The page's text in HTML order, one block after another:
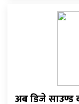
अब डिजे साउण्ड